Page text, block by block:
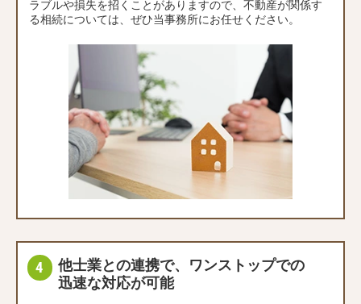
ラブルや損失を招くことがありますので、不動産が関係す
る相続については、ぜひ当事務所にお任せください。
他士業との連携で、ワンストップでの
迅速な対応が可能